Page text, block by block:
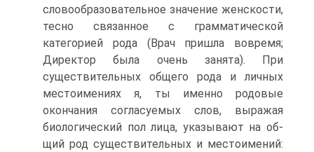
словообразовательное значение женскости,
тесно связанное с грамматической
категорией рода (Врач пришла вовремя;
Директор была очень занята). При
существительных общего рода и личных
местоимениях я, ты именно родовые
окончания согласуемых слов, выражая
биологический пол лица, указывают на об­
щий род существительных и местоимений: